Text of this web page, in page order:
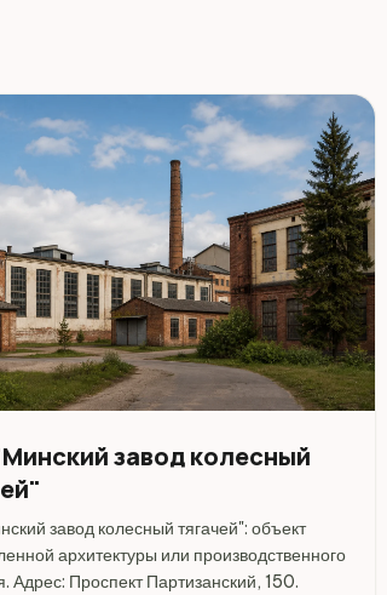
завод колесный
завод колесный тягачей": объект
архитектуры или производственного
Адрес: Проспект Партизанский, 150.